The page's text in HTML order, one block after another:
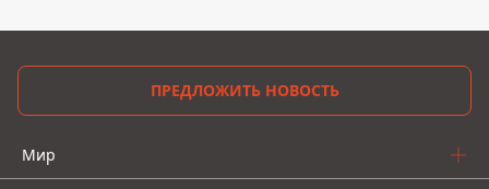
ПРЕДЛОЖИТЬ НОВОСТЬ
Мир